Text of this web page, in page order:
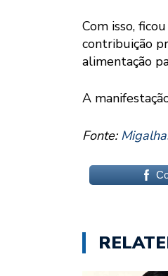
Com isso,
contribuição
alimentação
A
Fonte: